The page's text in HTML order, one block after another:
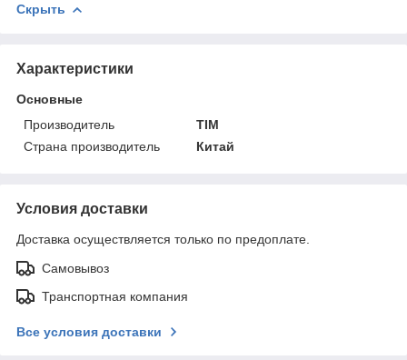
Скрыть
Характеристики
Основные
Производитель
TIM
Страна производитель
Китай
Условия доставки
Доставка осуществляется только по предоплате.
Самовывоз
Транспортная компания
Все условия доставки